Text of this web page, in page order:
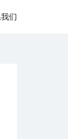
们